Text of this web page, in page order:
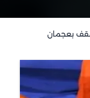
بعجمان